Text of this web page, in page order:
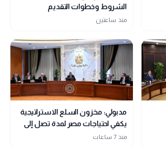
الشروط وخطوات التقديم
منذ ساعتين
مدبولي: مخزون السلع الاستراتيجية
يكفي احتياجات مصر لمدة تصل إلى
عام
منذ 7 ساعات